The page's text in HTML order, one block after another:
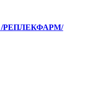
/РЕПЛЕКФАРМ/